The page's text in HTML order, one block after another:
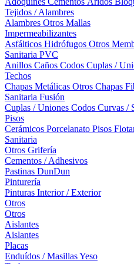
Tejidos / Alambres
Alambres Otros Mallas
Impermeabilizantes
Asfálticos Hidrófugos Otros
Sanitaria PVC
Anillos Caños Codos Cuplas /
Techos
Chapas Metálicas Otros Chapas
Sanitaria Fusión
Cuplas / Uniones Codos Curvas /
Pisos
Cerámicos Porcelanato Pisos
Sanitaria
Otros Grifería
Cementos / Adhesivos
Pastinas DunDun
Pinturería
Pinturas Interior / Exterior
Otros
Otros
Aislantes
Aislantes
Placas
Enduídos / MasillasYeso